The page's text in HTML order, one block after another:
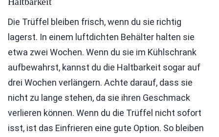
Die Trüffel bleiben frisch, wenn du sie richtig
lagerst. In einem luftdichten Behälter halten sie
etwa zwei Wochen. Wenn du sie im Kühlschrank
aufbewahrst, kannst du die Haltbarkeit sogar auf
drei Wochen verlängern. Achte darauf, dass sie
nicht zu lange stehen, da sie ihren Geschmack
verlieren können. Wenn du die Trüffel nicht sofort
isst, ist das Einfrieren eine gute Option. So bleiben